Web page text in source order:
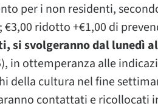
per i non residenti,
€3,00 ridotto +€1,00 di
si svolgeranno dal lunedì
in ottemperanza alle
della cultura nel fine
contattati e ricollocati